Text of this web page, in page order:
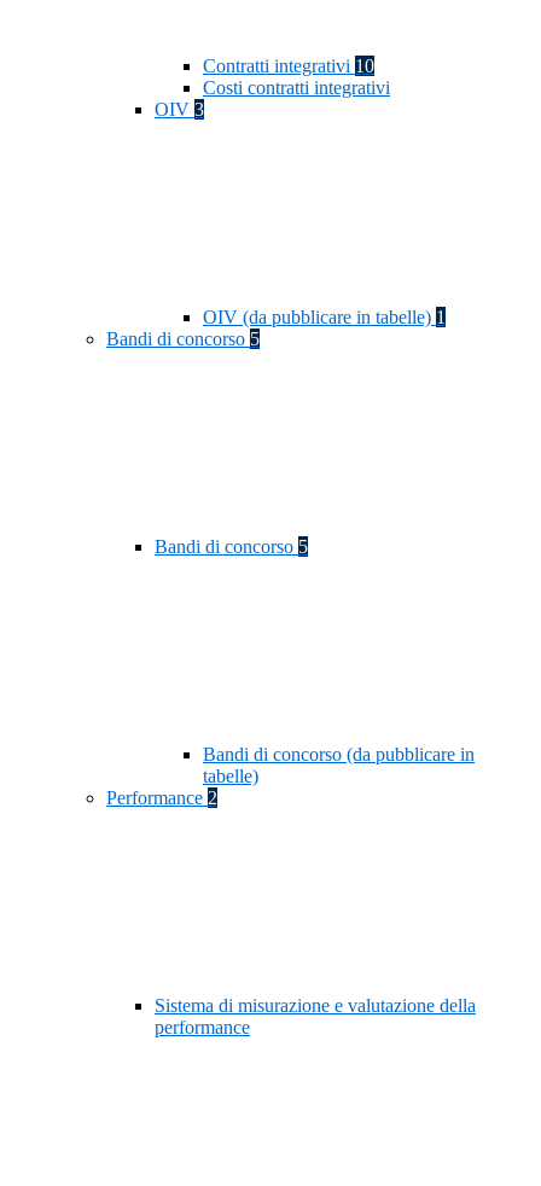
Contratti integrativi 10
Costi contratti integrativi
OIV 3
OIV (da pubblicare in tabelle) 1
Bandi di concorso 5
Bandi di concorso 5
Bandi di concorso (da pubblicare in
tabelle)
Performance 2
Sistema di misurazione e valutazione della
performance